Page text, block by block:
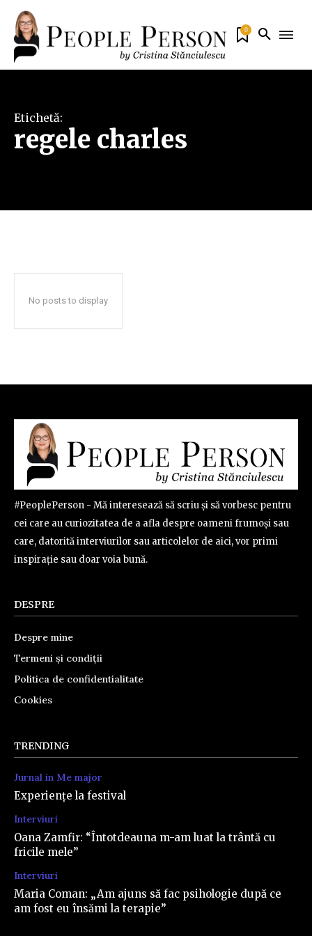
0
Etichetă:
regele charles
No posts to display
#PeoplePerson - Mă interesează să scriu și să vorbesc pentru
cei care au curiozitatea de a afla despre oameni frumoși sau
care, datorită interviurilor sau articolelor de aici, vor primi
inspirație sau doar voia bună.
DESPRE
Despre mine
Termeni și condiții
Politica de confidentialitate
Cookies
TRENDING
Jurnal in Me major
Experiențe la festival
Interviuri
Oana Zamfir: “Întotdeauna m-am luat la trântă cu
fricile mele”
Interviuri
Maria Coman: „Am ajuns să fac psihologie după ce
am fost eu însămi la terapie”